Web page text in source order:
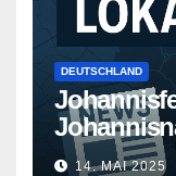
DEUTSCHLAND
Feuerwerk
14. MAI 2025